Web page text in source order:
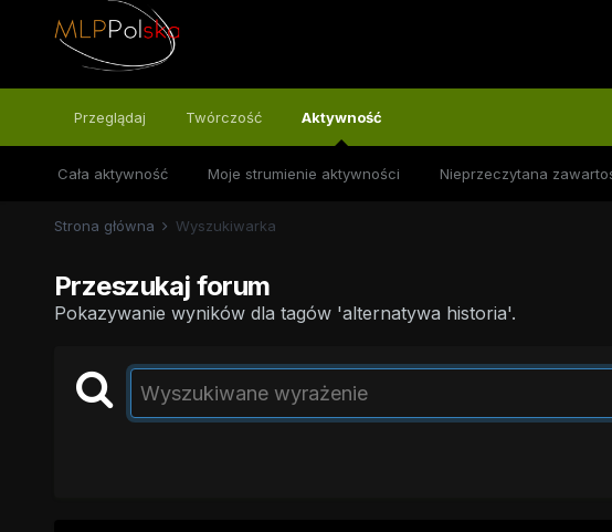
Przeglądaj Twórczość Aktywność
Cała aktywność Moje strumienie aktywności Nieprzeczytana
Strona główna Wyszukiwarka
Przeszukaj forum
Pokazywanie wyników dla tagów 'alternatywa historia'.